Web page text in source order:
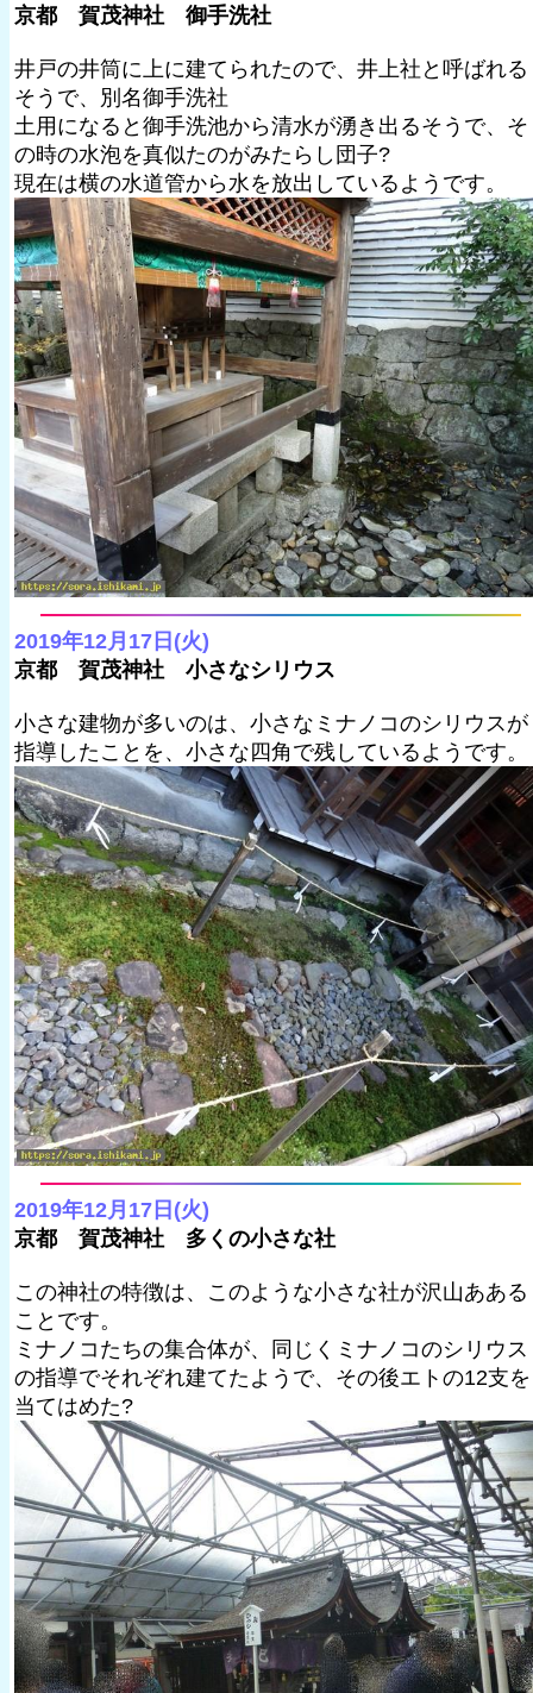
京都 賀茂神社 御手洗社
井戸の井筒に上に建てられたので、井上社と呼ばれる
そうで、別名御手洗社
土用になると御手洗池から清水が湧き出るそうで、そ
の時の水泡を真似たのがみたらし団子?
現在は横の水道管から水を放出しているようです。
2019年12月17日(火)
京都 賀茂神社 小さなシリウス
小さな建物が多いのは、小さなミナノコのシリウスが
指導したことを、小さな四角で残しているようです。
2019年12月17日(火)
京都 賀茂神社 多くの小さな社
この神社の特徴は、このような小さな社が沢山あある
ことです。
ミナノコたちの集合体が、同じくミナノコのシリウス
の指導でそれぞれ建てたようで、その後エトの12支を
当てはめた?